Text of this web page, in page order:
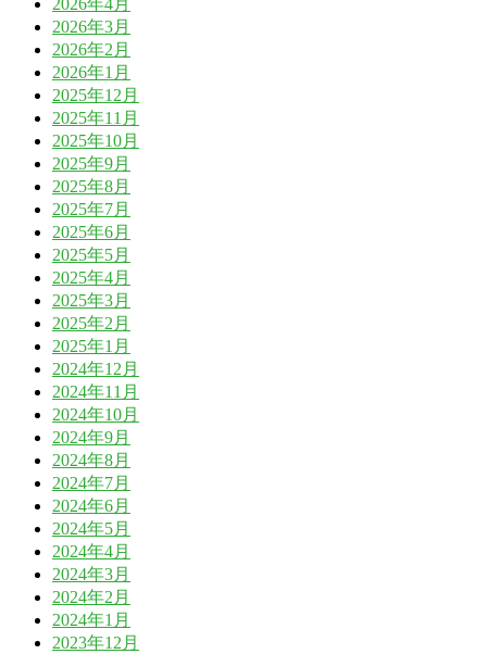
2026年4月
2026年3月
2026年2月
2026年1月
2025年12月
2025年11月
2025年10月
2025年9月
2025年8月
2025年7月
2025年6月
2025年5月
2025年4月
2025年3月
2025年2月
2025年1月
2024年12月
2024年11月
2024年10月
2024年9月
2024年8月
2024年7月
2024年6月
2024年5月
2024年4月
2024年3月
2024年2月
2024年1月
2023年12月